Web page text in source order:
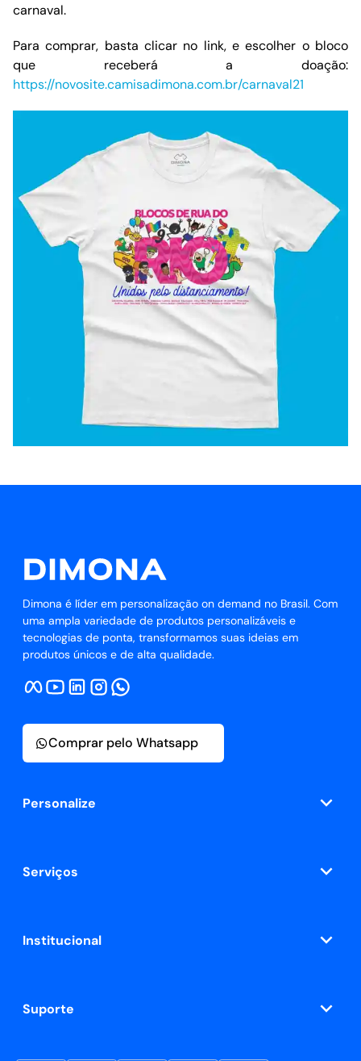
carnaval.
Para comprar, basta clicar no link, e escolher o bloco
que receberá a doação:
https://novosite.camisadimona.com.br/carnaval21
Dimona é líder em personalização on demand no Brasil. Com
uma ampla variedade de produtos personalizáveis e
tecnologias de ponta, transformamos suas ideias em
produtos únicos e de alta qualidade.
Personalize
Serviços
Institucional
Suporte
Comprar pelo Whatsapp